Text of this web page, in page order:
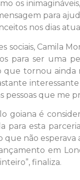
os
para
nos dias
sociais, Camila
para ser uma
que tornou ainda
pessoas que me
goiana é
para esta
que não
em
finaliza.